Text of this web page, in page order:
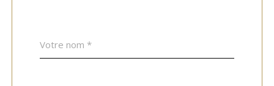
par
*